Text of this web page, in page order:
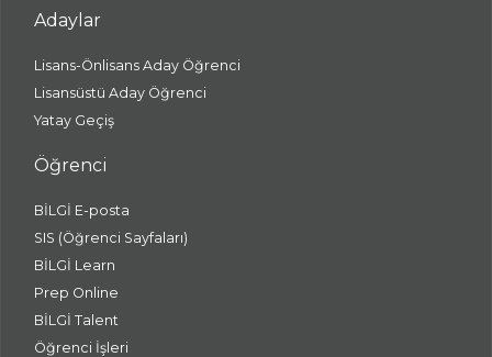
Adaylar
Lisans-Önlisans Aday Öğrenci
Lisansüstü Aday Öğrenci
Yatay Geçiş
Öğrenci
BİLGİ E-posta
SIS (Öğrenci Sayfaları)
BİLGİ Learn
Prep Online
BİLGİ Talent
Öğrenci İşleri